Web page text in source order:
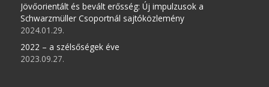
Jövőorientált és bevált erősség: Új impulzusok a
Schwarzmüller Csoportnál sajtóközlemény
2024.01.29.
2022 – a szélsőségek éve
2023.09.27.